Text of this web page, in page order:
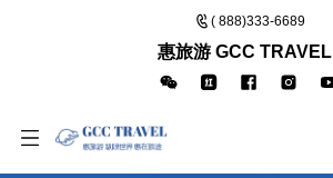
( 888)333-6689
惠旅游 GCC TRAVEL